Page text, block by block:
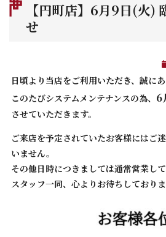
【円町店】6月9日(火)
せ
日頃より当店をご利用いただき、誠に
このたびシステムメンテナンスの為、 6
させていただきます。
ご来店を予定されていたお客様にはご
いません。
その他日時につきましては通常営業し
スタッフ一同、心よりお待ちしており